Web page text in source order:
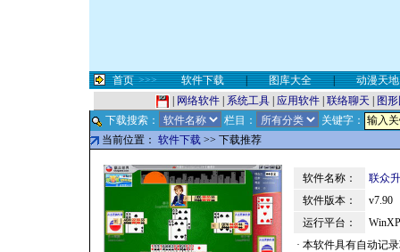
首页 >>> 软件下载 | 图库大全 |
动漫天地
网络软件 系统工具 应用软件 联络聊天
图
下载搜索：
栏目：
关键字：
当前位置： 软件下载 >> 下载推荐
软件名称：
联众
软件版本：
v7.90
运行平台：
· 本软件具有自动记